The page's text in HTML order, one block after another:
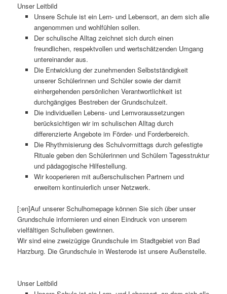
Unser Leitbild
Unsere Schule ist ein Lern- und Lebensort, an dem sich alle
angenommen und wohlfühlen sollen.
Der schulische Alltag zeichnet sich durch einen
freundlichen, respektvollen und wertschätzenden Umgang
untereinander aus.
Die Entwicklung der zunehmenden Selbstständigkeit
unserer Schülerinnen und Schüler sowie der damit
einhergehenden persönlichen Verantwortlichkeit ist
durchgängiges Bestreben der Grundschulzeit.
Die individuellen Lebens- und Lernvoraussetzungen
berücksichtigen wir im schulischen Alltag durch
differenzierte Angebote im Förder- und Forderbereich.
Die Rhythmisierung des Schulvormittags durch gefestigte
Rituale geben den Schülerinnen und Schülern Tagesstruktur
und pädagogische Hilfestellung.
Wir kooperieren mit außerschulischen Partnern und
erweitern kontinuierlich unser Netzwerk.
[:en]Auf unserer Schulhomepage können Sie sich über unser
Grundschule informieren und einen Eindruck von unserem
vielfältigen Schulleben gewinnen.
Wir sind eine zweizügige Grundschule im Stadtgebiet von Bad
Harzburg. Die Grundschule in Westerode ist unsere Außenstelle.
Unser Leitbild